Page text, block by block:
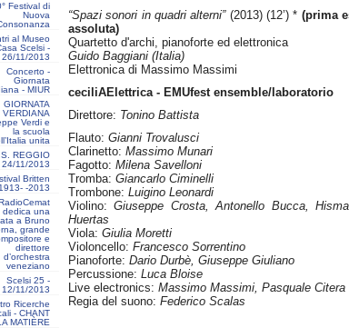
Festival di
Nuova
al Museo
Scelsi -
26/11/2013
Concerto -
Giornata
- MIUR
GIORNATA
VERDIANA
Verdi e
la scuola
unita
REGGIO
24/11/2013
Britten
1913- ‐2013
dedica una
a Bruno
grande
e
direttore
d’orchestra
veneziano
Scelsi 25 -
12/11/2013
Ricerche
- CHANT
MATIÈRE
“Spazi sonori in quadri alterni” (2013) (12’) * (prima
assoluta)
Quartetto d'archi, pianoforte ed elettronica
Guido Baggiani (Italia)
Elettronica di Massimo Massimi
ceciliAElettrica - EMUfest ensemble/laboratorio
Direttore: Tonino Battista
Flauto: Gianni Trovalusci
Clarinetto: Massimo Munari
Fagotto: Milena Savelloni
Tromba: Giancarlo Ciminelli
Trombone: Luigino Leonardi
Violino:Giuseppe Crosta, Antonello Bucca,
Huertas
Viola: Giulia Moretti
Violoncello: Francesco Sorrentino
Pianoforte: Dario Durbè, Giuseppe Giuliano
Percussione: Luca Bloise
Live electronics: Massimo Massimi, Pasquale Citera
Regia del suono: Federico Scalas